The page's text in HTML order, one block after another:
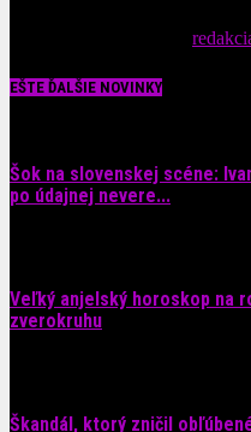
EŠTE ĎALŠIE NOVINKY
Šok na slovenskej scéne:
po údajnej nevere...
Veľký anjelský horoskop na
zverokruhu
Škandál, ktorý zničil